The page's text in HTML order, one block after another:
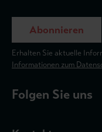
Abonnieren
Erhalten Sie aktuelle
Informationen zum
Folgen Sie uns